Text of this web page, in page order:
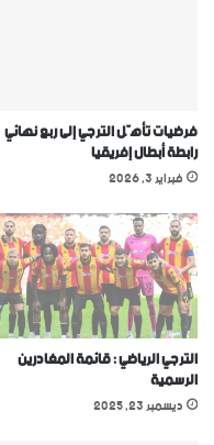
فرضيات تأهّل الترجي إلى ربع نهائي
رابطة أبطال إفريقيا
فبراير 3, 2026
الترجي الرياضي : قائمة المغادرين
الرسمية
ديسمبر 23, 2025